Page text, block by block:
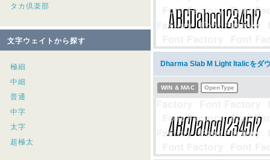
タカ倶楽部
文字ウェイトから探す
極細
中細
普通
中字
太字
超極太
Dharma Slab M Light Italicをダ
WIN & MAC OpenType